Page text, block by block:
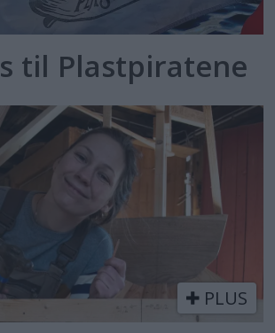
til Plastpiratene
PLUS